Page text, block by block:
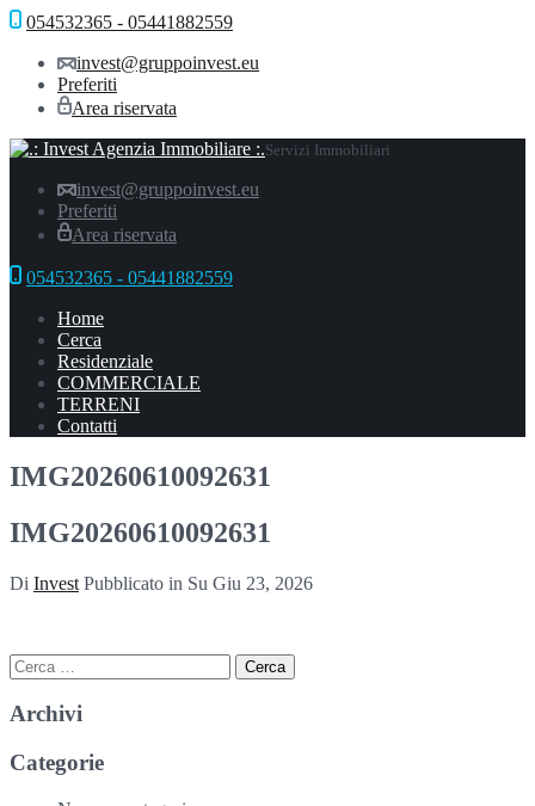
054532365 - 05441882559
invest@gruppoinvest.eu
Preferiti
Area riservata
Servizi Immobiliari
invest@gruppoinvest.eu
Preferiti
Area riservata
054532365 - 05441882559
Home
Cerca
Residenziale
COMMERCIALE
TERRENI
Contatti
IMG20260610092631
IMG20260610092631
Di Invest Pubblicato in Su Giu 23, 2026
Ricerca
per:
Archivi
Categorie